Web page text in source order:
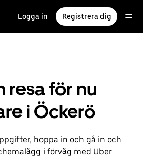
Logga in Registrera dig
resa för nu
i Öckerö
hoppa in och gå in och
i förväg med Uber